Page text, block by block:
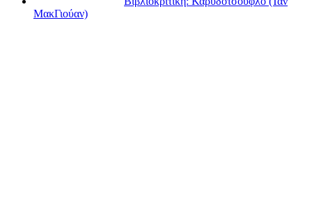
ΜακΓιούαν)